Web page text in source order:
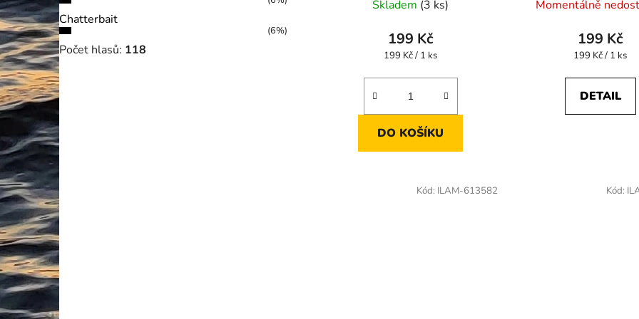
Chatterbait
(6%)
Počet hlasů: 118
Skladem (3 ks)
199 Kč
Měrná
199 Kč / 1 ks
DO KOŠÍKU
Momentálně
199 Kč
Měrná
199 Kč / 1 ks
DETAIL
Kód: ILAM-613582 Kód: